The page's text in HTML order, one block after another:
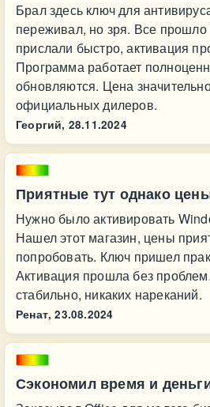
Брал здесь ключ для
переживал, но зря. Все прошло
прислали быстро, активация
Программа работает
обновляются. Цена
официальных дилеров.
Георгий, 28.11.2024
Приятные тут однако
Нужно было активировать
Нашел этот магазин, цены
попробовать. Ключ пришел
Активация прошла без
стабильно, никаких нареканий.
Ренат, 23.08.2024
Сэкономил время и